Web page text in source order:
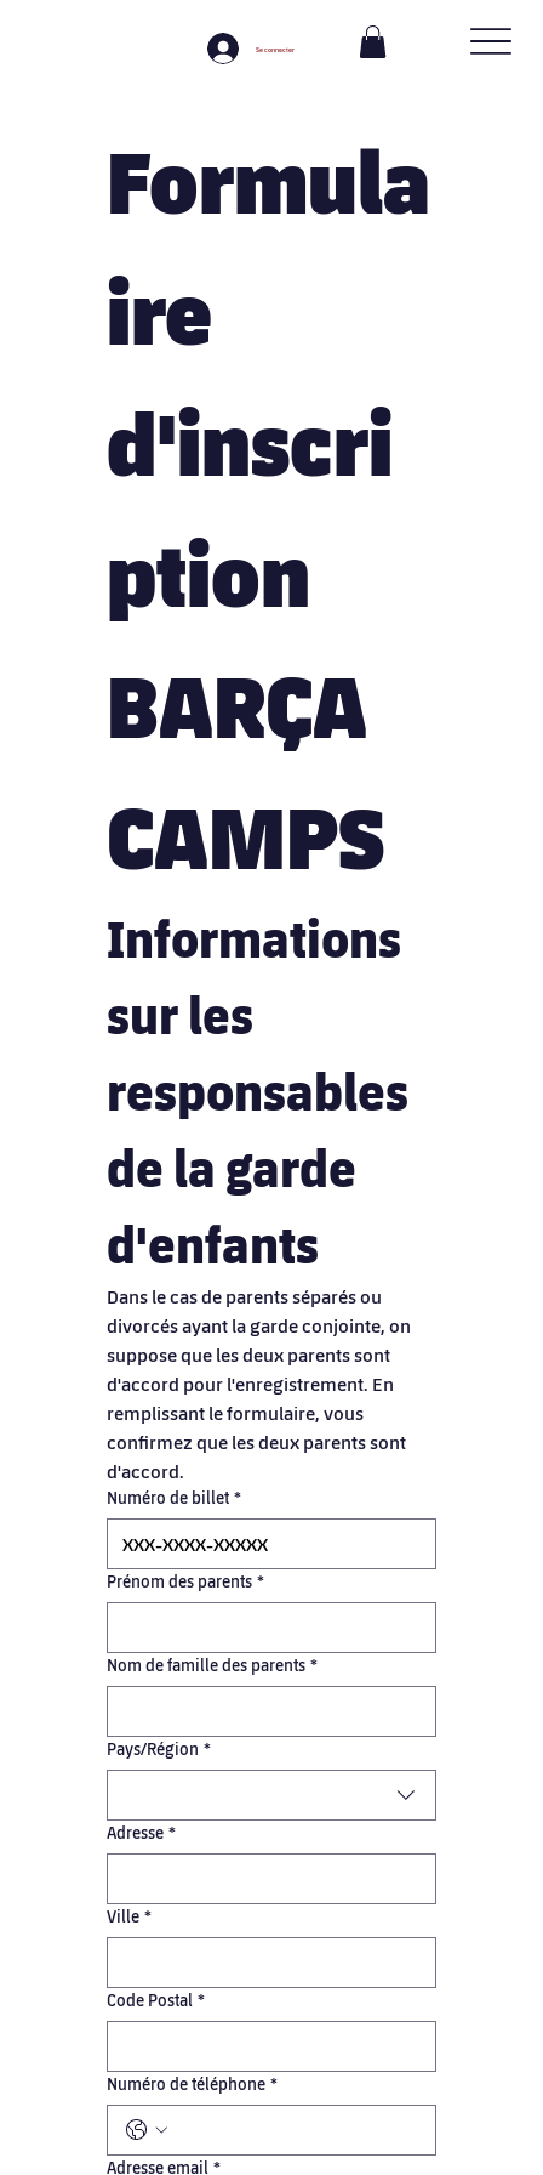
Se connecter
Formula
ire
d'inscri
ption
BARÇA
CAMPS
Informations
sur les
responsables
de la garde
d'enfants
Dans le cas de parents séparés ou
divorcés ayant la garde conjointe, on
suppose que les deux parents sont
d'accord pour l'enregistrement. En
remplissant le formulaire, vous
confirmez que les deux parents sont
d'accord.
Numéro de billet *
Prénom des parents *
Nom de famille des parents *
Adresse multiligne
Pays/Région *
Adresse *
Ville *
Code Postal *
Numéro de téléphone *
Adresse email *